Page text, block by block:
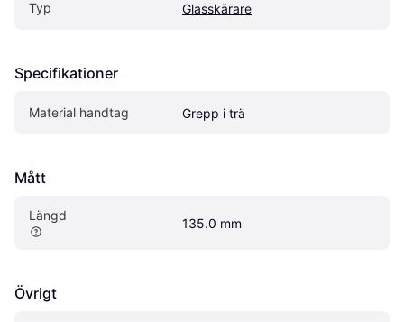
Typ Glasskärare
Specifikationer
Material handtag Grepp i trä
Mått
Längd
135.0 mm
Övrigt